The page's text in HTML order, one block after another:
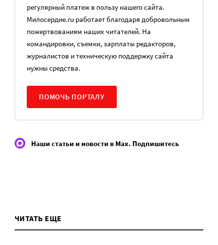
регулярный платеж в пользу нашего сайта.
Милосердие.ru работает благодаря добровольным
пожертвованиям наших читателей. На
командировки, съемки, зарплаты редакторов,
журналистов и техническую поддержку сайта
нужны средства.
ПОМОЧЬ ПОРТАЛУ
Наши статьи и новости в Max. Подпишитесь
ЧИТАТЬ ЕЩЕ